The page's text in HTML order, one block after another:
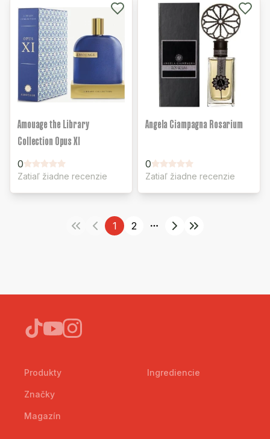
Amouage the Library
Collection Opus XI
0
Zatiaľ žiadne recenzie
Angela Ciampagna Rosarium
0
Zatiaľ žiadne recenzie
1 2
More pages
Produkty
Značky
Magazín
Ingrediencie